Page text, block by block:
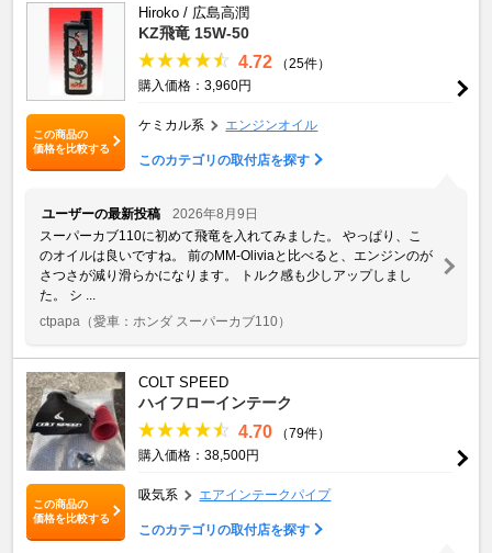
この商品の
価格を比較する
Hiroko / 広島高潤
KZ飛竜 15W-50
4.72
（25件）
購入価格：3,960円
ケミカル系 エンジンオイル
このカテゴリの取付店を探す
ユーザーの最新投稿
2026年8月9日
スーパーカブ110に初めて飛竜を入れてみました。 やっぱり、こ
のオイルは良いですね。 前のMM-Oliviaと比べると、エンジンのが
さつさが減り滑らかになります。 トルク感も少しアップしまし
た。 シ ...
ctpapa （愛車：ホンダ スーパーカブ110）
この商品の
価格を比較する
COLT SPEED
ハイフローインテーク
4.70
（79件）
購入価格：38,500円
吸気系 エアインテークパイプ
このカテゴリの取付店を探す